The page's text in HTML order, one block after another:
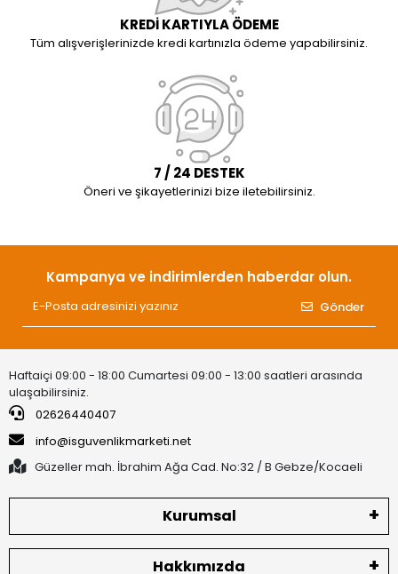
KREDİ KARTIYLA ÖDEME
Tüm alışverişlerinizde kredi kartınızla ödeme yapabilirsiniz.
7 / 24 DESTEK
Öneri ve şikayetlerinizi bize iletebilirsiniz.
Kampanya ve indirimlerden haberdar olun.
Gönder
Haftaiçi 09:00 - 18:00 Cumartesi 09:00 - 13:00 saatleri arasında
ulaşabilirsiniz.
02626440407
info@isguvenlikmarketi.net
Güzeller mah. İbrahim Ağa Cad. No:32 / B Gebze/Kocaeli
Kurumsal
Hakkımızda